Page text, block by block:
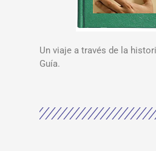
Un viaje a través de la
Guía.